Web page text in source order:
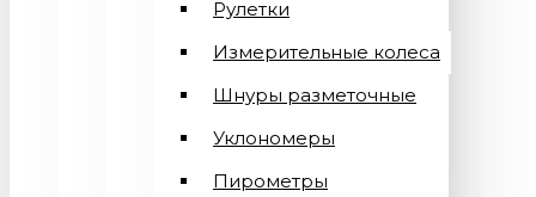
Рулетки
Измерительные колеса
Шнуры разметочные
Уклономеры
Пирометры